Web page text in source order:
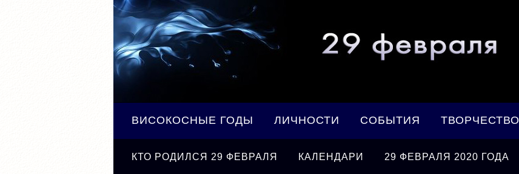
ВИСОКОСНЫЕ ГОДЫ ЛИЧНОСТИ СОБЫТИЯ ТВОРЧЕСТВО
КТО РОДИЛСЯ 29 ФЕВРАЛЯ КАЛЕНДАРИ 29 ФЕВРАЛЯ 2020 ГОДА